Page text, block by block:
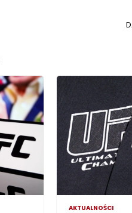
AKTUALNOŚCI